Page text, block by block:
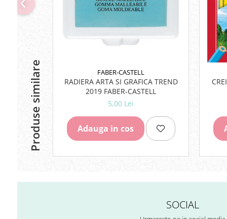
Lipici Solid
Lipici Lichid
Markere Acrilice
Markere creta lichida
Markere Evidentiatoare Highlighter
Markere Permanente
Markere Whiteboard
Penare
Pensule scolare
Produse similare FABER-CASTELL
RADIERA ARTA SI GRAFICA TREND
2019 FABER-CASTELL
5,00 Lei
Adauga in cos
SOCIAL